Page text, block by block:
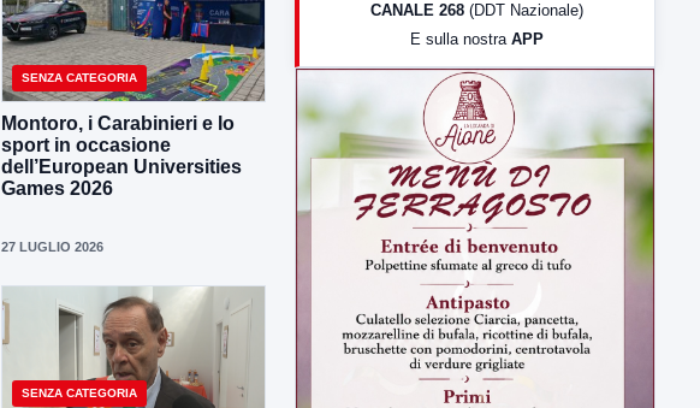
SENZA CATEGORIA
Montoro, i Carabinieri e lo
sport in occasione
dell’European Universities
Games 2026
27 LUGLIO 2026
SENZA CATEGORIA
LabNews (Diretta)
LabNews (replica)
CANALE 268 (DDT Nazionale)
E sulla nostra APP